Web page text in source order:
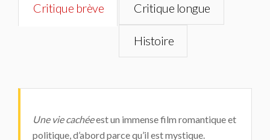
Critique brève Critique longue
Histoire
Une vie cachéeest un immense film romantique et
politique, d’abord parce qu’il est mystique.